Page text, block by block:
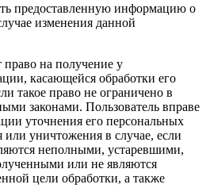
предоставленную информацию о
изменения данной
право на получение у
касающейся обработки его
такое право не ограничено в
законами. Пользователь вправе
уточнения его персональных
уничтожения в случае, если
неполными, устаревшими,
или не являются
цели обработки, а также